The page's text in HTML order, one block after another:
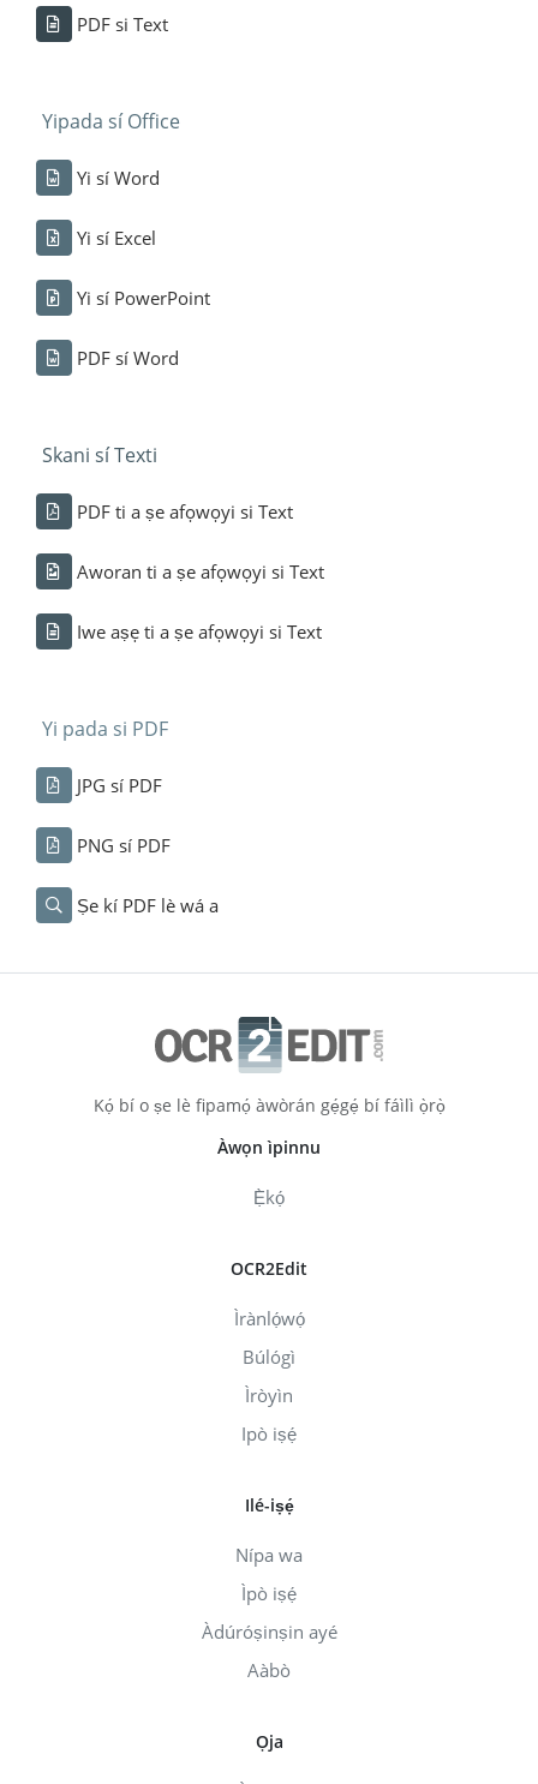
PDF si Text
Yipada sí Office
Yi sí Word
Yi sí Excel
Yi sí PowerPoint
PDF sí Word
Skani sí Texti
PDF ti a ṣe afọwọyi si Text
Aworan ti a ṣe afọwọyi si Text
Iwe aṣẹ ti a ṣe afọwọyi si Text
Yi pada si PDF
JPG sí PDF
PNG sí PDF
Ṣe kí PDF lè wá a
Kọ́ bí o ṣe lè fipamọ́ àwòrán gẹ́gẹ́ bí fáìlì ọ̀rọ̀
Àwọn ìpinnu
Ẹ̀kọ́
OCR2Edit
Ìrànlọ́wọ́
Búlógì
Ìròyìn
Ipò iṣẹ́
Ilé-iṣẹ́
Nípa wa
Ìpò iṣẹ́
Àdúróṣinṣin ayé
Aàbò
Ọja